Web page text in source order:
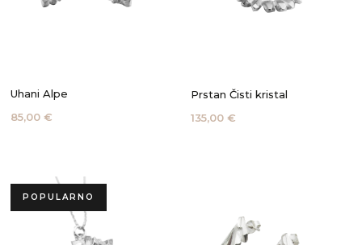
Uhani Alpe
85,00 €
Prstan Čisti kristal
135,00 €
POPULARNO